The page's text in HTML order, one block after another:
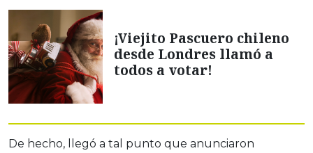
¡Viejito Pascuero chileno
desde Londres llamó a
todos a votar!
De hecho, llegó a tal punto que anunciaron